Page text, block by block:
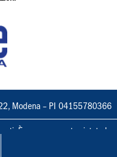
Modena – PI 04155780366
È espressamente vietata la
totale o parziale.